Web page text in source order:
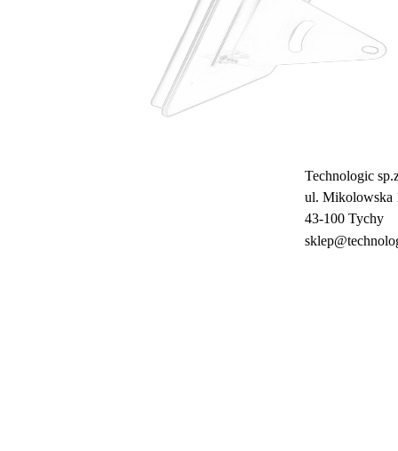
Technologic
ul. Mikolowska
43-100 Tychy